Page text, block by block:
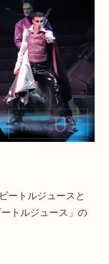
ートルジュースと
トルジュース」の